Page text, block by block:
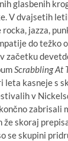
glasbenih
V dvajsetih
jazza,
do
začetku
Scrabbling At
kasneje s
v
zabrisali
skoraj
se skupini